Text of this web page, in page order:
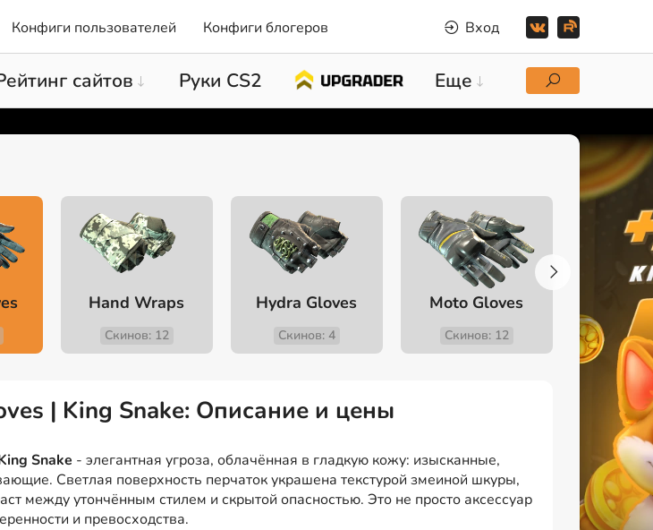
Конфиги пользователей Конфиги блогеров Вход
сайтов Руки CS2 Еще
Hand Wraps
Скинов: 12
Hydra Gloves
Скинов: 4
Moto Gloves
Скинов: 12
| King Snake: Описание и цены
Snake - элегантная угроза, облачённая в гладкую кожу: изысканные,
Светлая поверхность перчаток украшена текстурой змеиной шкуры,
между утончённым стилем и скрытой опасностью. Это не просто аксессуар
и превосходства.